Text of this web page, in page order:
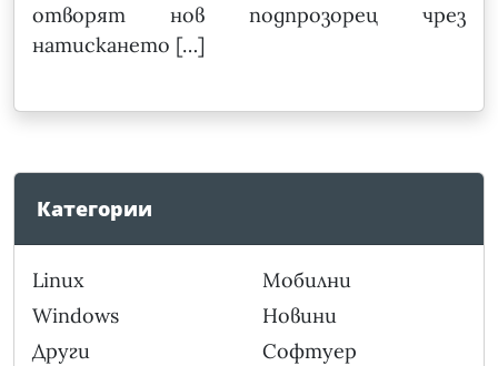
отворят нов подпрозорец чрез
натискането […]
Категории
Linux
Windows
Други
Мобилни
Новини
Софтуер